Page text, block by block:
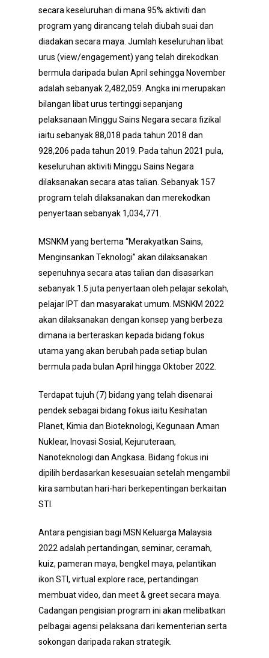
secara keseluruhan di mana 95% aktiviti dan
program yang dirancang telah diubah suai dan
diadakan secara maya. Jumlah keseluruhan libat
urus (view/engagement) yang telah direkodkan
bermula daripada bulan April sehingga November
adalah sebanyak 2,482,059. Angka ini merupakan
bilangan libat urus tertinggi sepanjang
pelaksanaan Minggu Sains Negara secara fizikal
iaitu sebanyak 88,018 pada tahun 2018 dan
928,206 pada tahun 2019. Pada tahun 2021 pula,
keseluruhan aktiviti Minggu Sains Negara
dilaksanakan secara atas talian. Sebanyak 157
program telah dilaksanakan dan merekodkan
penyertaan sebanyak 1,034,771.
MSNKM yang bertema “Merakyatkan Sains,
Menginsankan Teknologi” akan dilaksanakan
sepenuhnya secara atas talian dan disasarkan
sebanyak 1.5 juta penyertaan oleh pelajar sekolah,
pelajar IPT dan masyarakat umum. MSNKM 2022
akan dilaksanakan dengan konsep yang berbeza
dimana ia berteraskan kepada bidang fokus
utama yang akan berubah pada setiap bulan
bermula pada bulan April hingga Oktober 2022.
Terdapat tujuh (7) bidang yang telah disenarai
pendek sebagai bidang fokus iaitu Kesihatan
Planet, Kimia dan Bioteknologi, Kegunaan Aman
Nuklear, Inovasi Sosial, Kejuruteraan,
Nanoteknologi dan Angkasa. Bidang fokus ini
dipilih berdasarkan kesesuaian setelah mengambil
kira sambutan hari-hari berkepentingan berkaitan
STI.
Antara pengisian bagi MSN Keluarga Malaysia
2022 adalah pertandingan, seminar, ceramah,
kuiz, pameran maya, bengkel maya, pelantikan
ikon STI, virtual explore race, pertandingan
membuat video, dan meet & greet secara maya.
Cadangan pengisian program ini akan melibatkan
pelbagai agensi pelaksana dari kementerian serta
sokongan daripada rakan strategik.